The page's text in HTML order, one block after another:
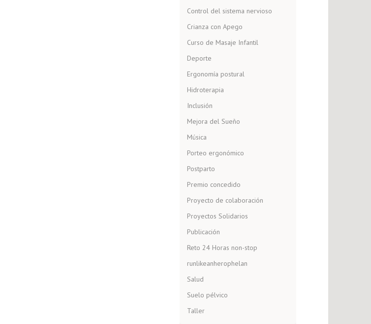
Control del sistema nervioso
Crianza con Apego
Curso de Masaje Infantil
Deporte
Ergonomía postural
Hidroterapia
Inclusión
Mejora del Sueño
Música
Porteo ergonómico
Postparto
Premio concedido
Proyecto de colaboración
Proyectos Solidarios
Publicación
Reto 24 Horas non-stop
runlikeanherophelan
Salud
Suelo pélvico
Taller